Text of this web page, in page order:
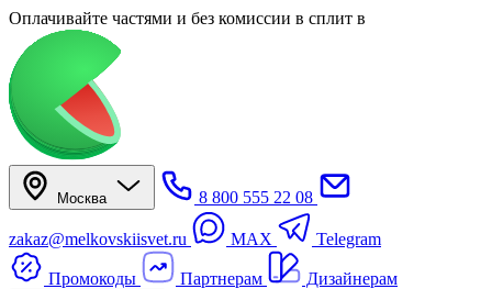
Оплачивайте частями и без комиссии в сплит в
Москва 8 800 555 22 08
zakaz@melkovskiisvet.ru MAX Telegram
Промокоды Партнерам Дизайнерам